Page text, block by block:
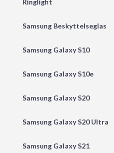
Samsung Beskyttelseglas
Samsung Galaxy S10
Samsung Galaxy S10e
Samsung Galaxy S20
Samsung Galaxy S20 Ultra
Samsung Galaxy S21